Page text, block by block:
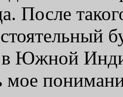
После
в Южной
мое